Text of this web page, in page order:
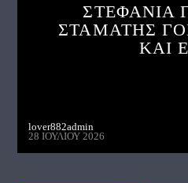
ΣΤΕΦΑΝΙΑ
ΣΤΑΜΑΤΗΣ
ΚΑΙ
lover882admin
28 ΙΟΥΛΊΟΥ 2026